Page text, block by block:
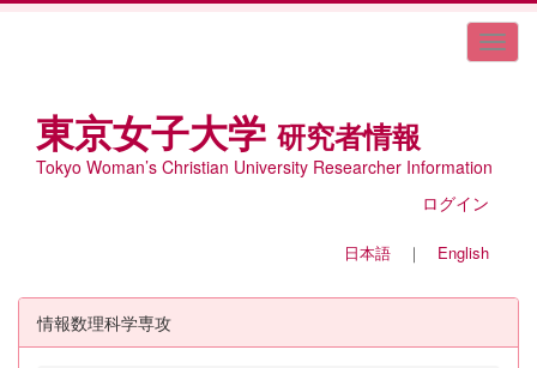
東京女子大学 研究者情報
Tokyo Woman’s Christian University Researcher Information
ログイン
日本語 ｜ English
情報数理科学専攻